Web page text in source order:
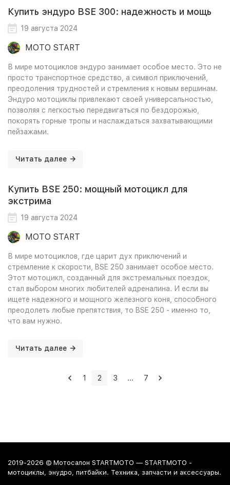
Купить эндуро BSE 300: надежность и мощь
19 августа 2024
MOTO START
В мире мотоциклов эндуро занимает особое место. Это не
просто транспортное средство, а символ приключений,
преодоления трудностей и стремления к новым вершинам.
Эндуро мотоциклы привлекают своей универсальностью,
позволяя с легкостью передвигаться по бездорожью,
покорять горные тропы и наслаждаться захватывающими
пейзажами.
Читать далее
Купить BSE 250: мощный мотоцикл для
экстрима
19 августа 2024
MOTO START
В мире мотоциклов, где царит дух приключений и
стремление к скорости, BSE 250 занимает особое место.
Этот мотоцикл, созданный для экстремальных поездок,
стал выбором многих любителей адреналина. И если вы
ищете надежного и мощного железного коня, способного
преодолеть любые препятствия, то BSE 250 - именно то,
что вам нужно.
Читать далее
1 2 3 ... 7
2019-2026 © Мотосалон STARTMOTO — STARTMOTO -
мотоциклы, энудро, питбайки. Техника, запчасти и аксессуары.